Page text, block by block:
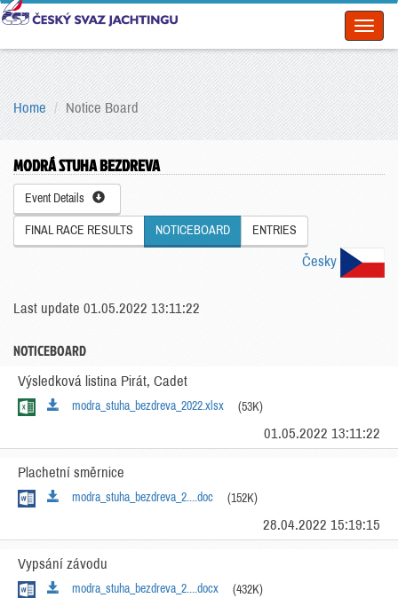
Home Notice Board
MODRÁ STUHA BEZDREVA
Event Details
FINAL RACE RESULTS NOTICEBOARD ENTRIES
Česky
Last update 01.05.2022 13:11:22
NOTICEBOARD
Výsledková listina Pirát, Cadet
modra_stuha_bezdreva_2022.xlsx (53K)
01.05.2022 13:11:22
Plachetní směrnice
modra_stuha_bezdreva_2....doc (152K)
28.04.2022 15:19:15
Vypsání závodu
modra_stuha_bezdreva_2....docx (432K)